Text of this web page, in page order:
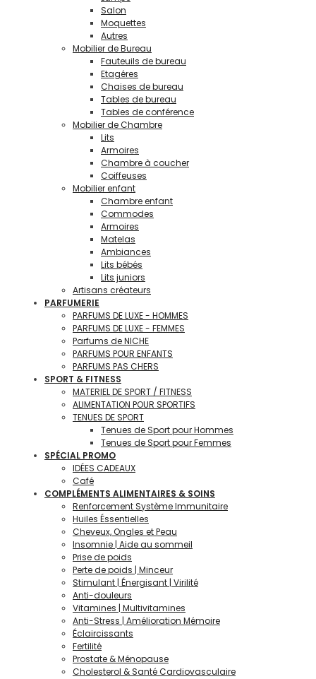
Salon
Moquettes
Autres
Mobilier de Bureau
Fauteuils de bureau
Etagéres
Chaises de bureau
Tables de bureau
Tables de conférence
Mobilier de Chambre
Lits
Armoires
Chambre à coucher
Coiffeuses
Mobilier enfant
Chambre enfant
Commodes
Armoires
Matelas
Ambiances
Lits bébés
Lits juniors
Artisans créateurs
PARFUMERIE
PARFUMS DE LUXE - HOMMES
PARFUMS DE LUXE - FEMMES
Parfums de NICHE
PARFUMS POUR ENFANTS
PARFUMS PAS CHERS
SPORT & FITNESS
MATERIEL DE SPORT / FITNESS
ALIMENTATION POUR SPORTIFS
TENUES DE SPORT
Tenues de Sport pour Hommes
Tenues de Sport pour Femmes
SPÉCIAL PROMO
IDÉES CADEAUX
Café
COMPLÉMENTS ALIMENTAIRES & SOINS
Renforcement Système Immunitaire
Huiles Éssentielles
Cheveux, Ongles et Peau
Insomnie | Aide au sommeil
Prise de poids
Perte de poids | Minceur
Stimulant | Énergisant | Virilité
Anti-douleurs
Vitamines | Multivitamines
Anti-Stress | Amélioration Mémoire
Éclaircissants
Fertilité
Prostate & Ménopause
Cholesterol & Santé Cardiovasculaire